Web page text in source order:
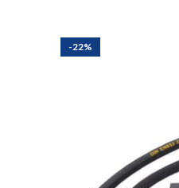
-22%